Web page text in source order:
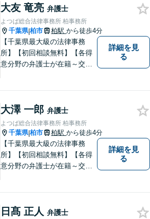
大友 竜亮 弁護士
よつば総合法律事務所 柏事務所
千葉県|柏市 柏駅 から徒歩4分
【千葉県最大級の法律事務
所】【初回相談無料】【各得
意分野の弁護士が在籍～交通
詳細を見
る
大澤 一郎 弁護士
よつば総合法律事務所 柏事務所
千葉県|柏市 柏駅 から徒歩4分
【千葉県最大級の法律事務
所】【初回相談無料】【各得
意分野の弁護士が在籍～交通
詳細を見
る
日髙 正人 弁護士